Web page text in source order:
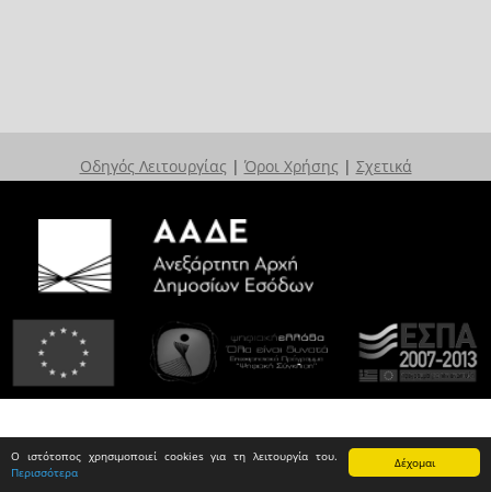
Δέχομαι
Ο ιστότοπος χρησιμοποιεί cookies για τη λειτουργία του.
Περισσότερα
Οδηγός Λειτουργίας | Όροι Χρήσης | Σχετικά